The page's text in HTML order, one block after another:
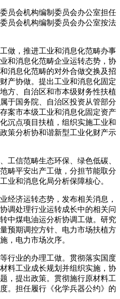
会机构编制委员会办公室担任
员会机构编制委员会办公室按法
，推进工业和消息化范畴办事
和消息化范畴企业运转态势，协
消息化范畴的对外合做交换及招
产协做。提出工业和消息化固定
方、自治区和市本级财务性扶植
于国务院、自治区投资从管部分
案市本级工业和消息化固定资产
沉点项目扶植，组织实施工业和
策分析协和谐新型工业化财产示
信范畴生态环保、绿色低碳、
畴平安出产工做，分担节能取分
业和消息化局分析保障核心。
济运转态势，发布相关消息，
调处理行业运转成长中的相关问
中煤电油运分析协调工做。研究
预期调控方针、电力市场扶植方
，电力市场次序。
业的办理工做。贯彻落实国度
料工业成长规划并组织实施，协
，提出政策。贯彻施行原材料工
。担任履行《化学兵器公约》的